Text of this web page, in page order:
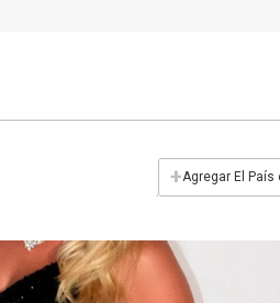
+Agregar El País